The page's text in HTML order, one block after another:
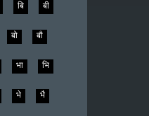
बि बी
बो बौ
भा भि
भे भै